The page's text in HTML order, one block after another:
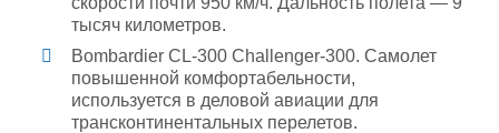
тысяч километров.
Bombardier CL-300 Challenger-300. Самолет
повышенной комфортабельности,
используется в деловой авиации для
трансконтинентальных перелетов.